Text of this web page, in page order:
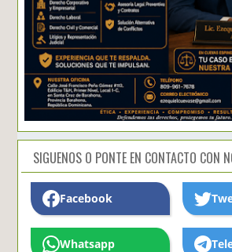
SIGUENOS O PONTE EN CONTACTO CON
Facebook
Whatsapp